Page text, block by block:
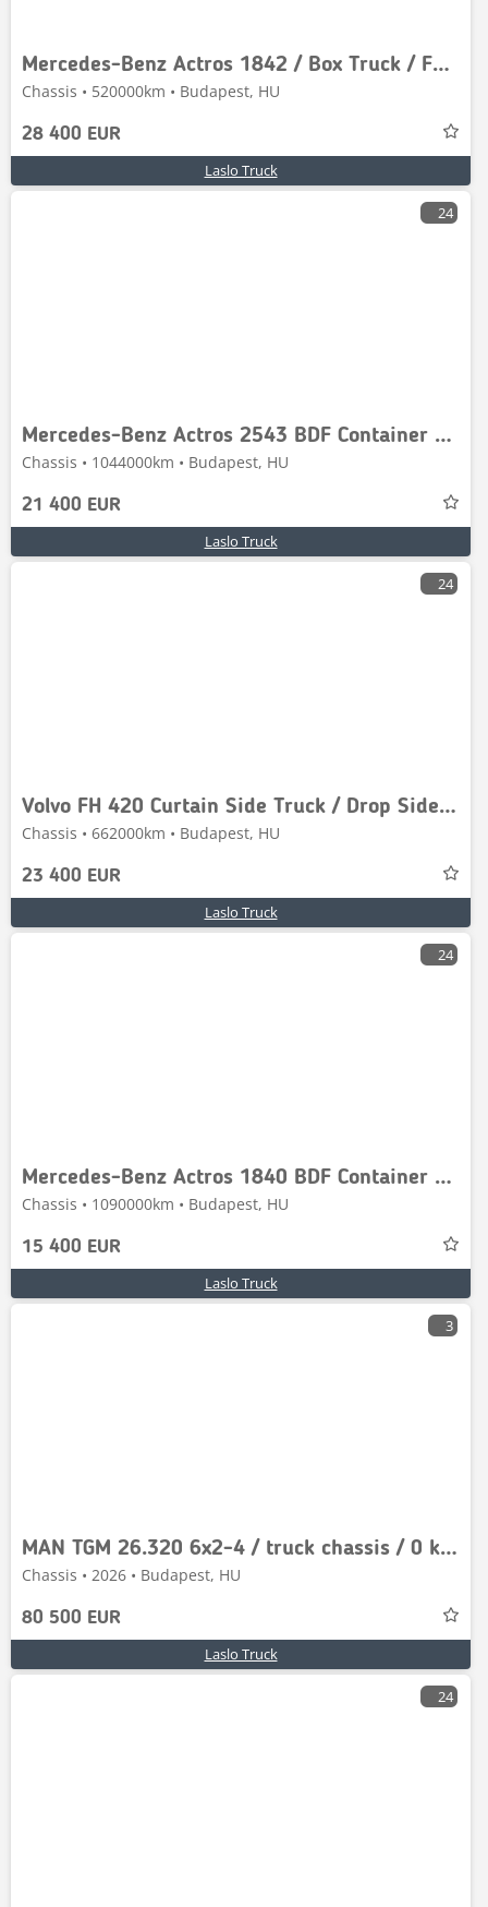
Mercedes-Benz Actros 1842 / Box Truck / Full Air Suspension / Ta
Chassis • 520000km • Budapest, HU
28 400 EUR
Laslo Truck
24
Mercedes-Benz Actros 2543 BDF Container Truck / Lift & Steering
Chassis • 1044000km • Budapest, HU
21 400 EUR
Laslo Truck
24
Volvo FH 420 Curtain Side Truck / Drop Sides / Full Air
Chassis • 662000km • Budapest, HU
23 400 EUR
Laslo Truck
24
Mercedes-Benz Actros 1840 BDF Container Truck / 2 XL Fuel Tanks
Chassis • 1090000km • Budapest, HU
15 400 EUR
Laslo Truck
3
MAN TGM 26.320 6x2-4 / truck chassis / 0 km! / 2026 /
Chassis • 2026 • Budapest, HU
80 500 EUR
Laslo Truck
24